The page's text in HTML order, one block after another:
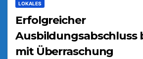
LOKALES
Erfolgreicher
Ausbildungsabschluss
mit Überraschung